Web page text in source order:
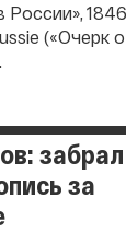
(«Очерк
за